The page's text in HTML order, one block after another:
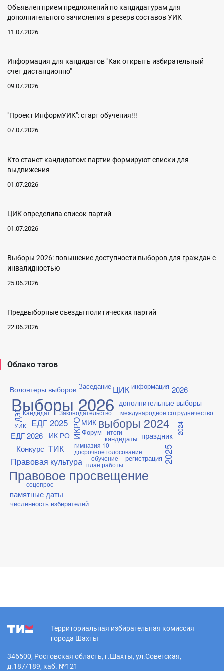
Объявлен прием предложений по кандидатурам для
дополнительного зачисления в резерв составов УИК
11.07.2026
Информация для кандидатов "Как открыть избирательный
счет дистанционно"
09.07.2026
"Проект ИнформУИК": старт обучения!!!
07.07.2026
Кто станет кандидатом: партии формируют списки для
выдвижения
01.07.2026
ЦИК определила список партий
01.07.2026
Выборы 2026: повышение доступности выборов для граждан с
инвалидностью
25.06.2026
Предвыборные съезды политических партий
22.06.2026
Облако тэгов
Волонтеры выборов
Выборы 2026
ДЭГ
ЕДГ 2025
ЕДГ 2026
Законодательство
Заседание
ИК РО ИКРО
Кандидат
Конкурс
МИК
Правовая культура
Правовое просвещение
ТИК
УИК
Форум
ЦИК
выборы 2024
гимназия 10
дополнительные выборы
досрочное голосование
информация
итоги
кандидаты
международное сотрудничество
обучение
памятные даты
план работы
праздник
регистрация
соцопрос
численность избирателей
2024
2025
2026
Территориальная избирательная комиссия
города Шахты
346500, Ростовская область, г.Шахты, ул.Советская,
д.187/189, каб. №121